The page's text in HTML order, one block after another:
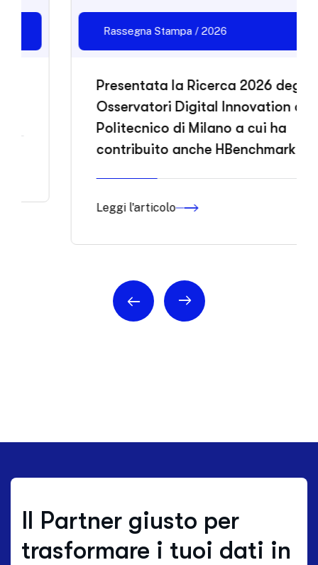
Rassegna Stampa / 2026
Presentata la Ricerca 2026 degli
Osservatori Digital Innovation del
Politecnico di Milano a cui ha
contribuito anche HBenchmark
Leggi l'articolo
Il Partner giusto per
trasformare i tuoi dati in